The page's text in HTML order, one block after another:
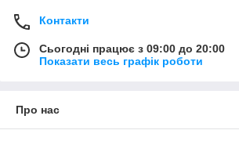
Контакти
Сьогодні працює з 09:00 до 20:00
Показати весь графік роботи
Про нас